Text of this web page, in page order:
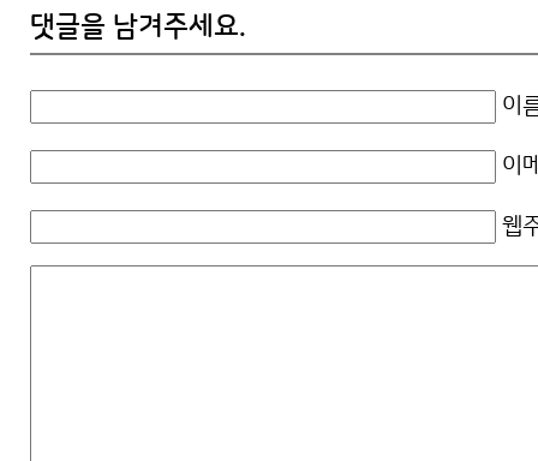
댓글을 남겨주세요.
이
이
웹